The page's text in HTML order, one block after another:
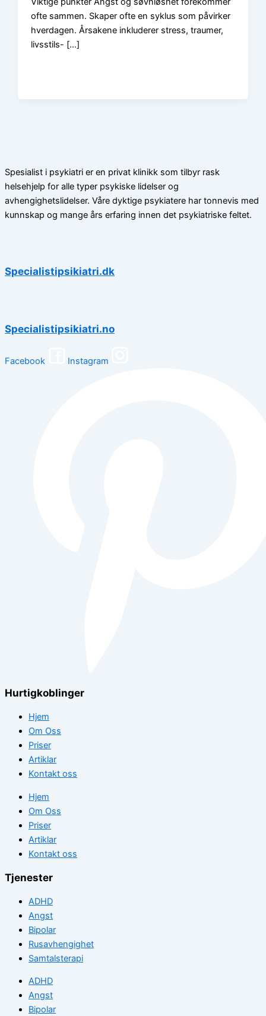
ofte sammen. Skaper ofte en syklus som påvirker
hverdagen. Årsakene inkluderer stress, traumer,
livsstils- […]
Spesialist i psykiatri er en privat klinikk som tilbyr rask
helsehjelp for alle typer psykiske lidelser og
avhengighetslidelser. Våre dyktige psykiatere har tonnevis med
kunnskap og mange års erfaring innen det psykiatriske feltet.
Specialistipsikiatri.dk
Specialistipsikiatri.no
Facebook Instagram
Hurtigkoblinger
Hjem
Om Oss
Priser
Artiklar
Kontakt oss
Hjem
Om Oss
Priser
Artiklar
Kontakt oss
Tjenester
ADHD
Angst
Bipolar
Rusavhengighet
Samtalsterapi
ADHD
Angst
Bipolar